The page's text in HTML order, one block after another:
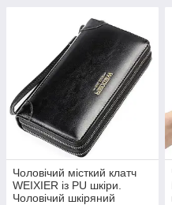
Чоловічий місткий клатч
WEIXIER із PU шкіри.
Чоловічий шкіряний